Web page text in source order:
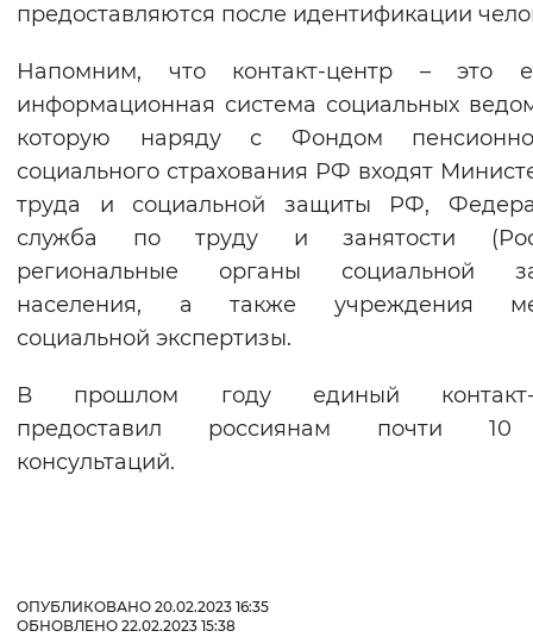
предоставляются после идентификации
Напомним, что контакт-центр – это
информационная система социальных
которую наряду с Фондом
социального страхования РФ входят
труда и социальной защиты РФ,
служба по труду и занятости
региональные органы социальной
населения, а также учреждения
социальной экспертизы.
В прошлом году единый контакт-
предоставил россиянам почти
консультаций.
ОПУБЛИКОВАНО 20.02.2023 16:35
ОБНОВЛЕНО 22.02.2023 15:38